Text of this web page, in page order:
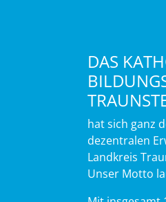
DAS
hat sich ganz
dezentralen
Landkreis
Unser Motto